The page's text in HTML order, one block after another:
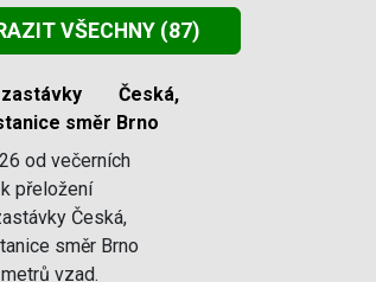
VŠECHNY(87)
Česká,
směr Brno
od večerních
přeložení
Česká,
směr Brno
vzad.